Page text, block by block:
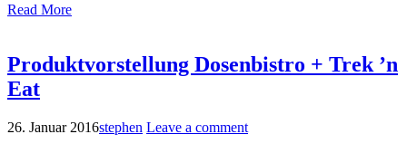
Read More
Produktvorstellung Dosenbistro + Trek ’n
Eat
26. Januar 2016stephen Leave a comment